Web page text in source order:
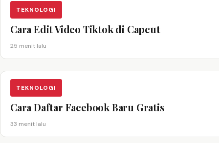
TEKNOLOGI
Cara Edit Video Tiktok di Capcut
25 menit lalu
TEKNOLOGI
Cara Daftar Facebook Baru Gratis
33 menit lalu